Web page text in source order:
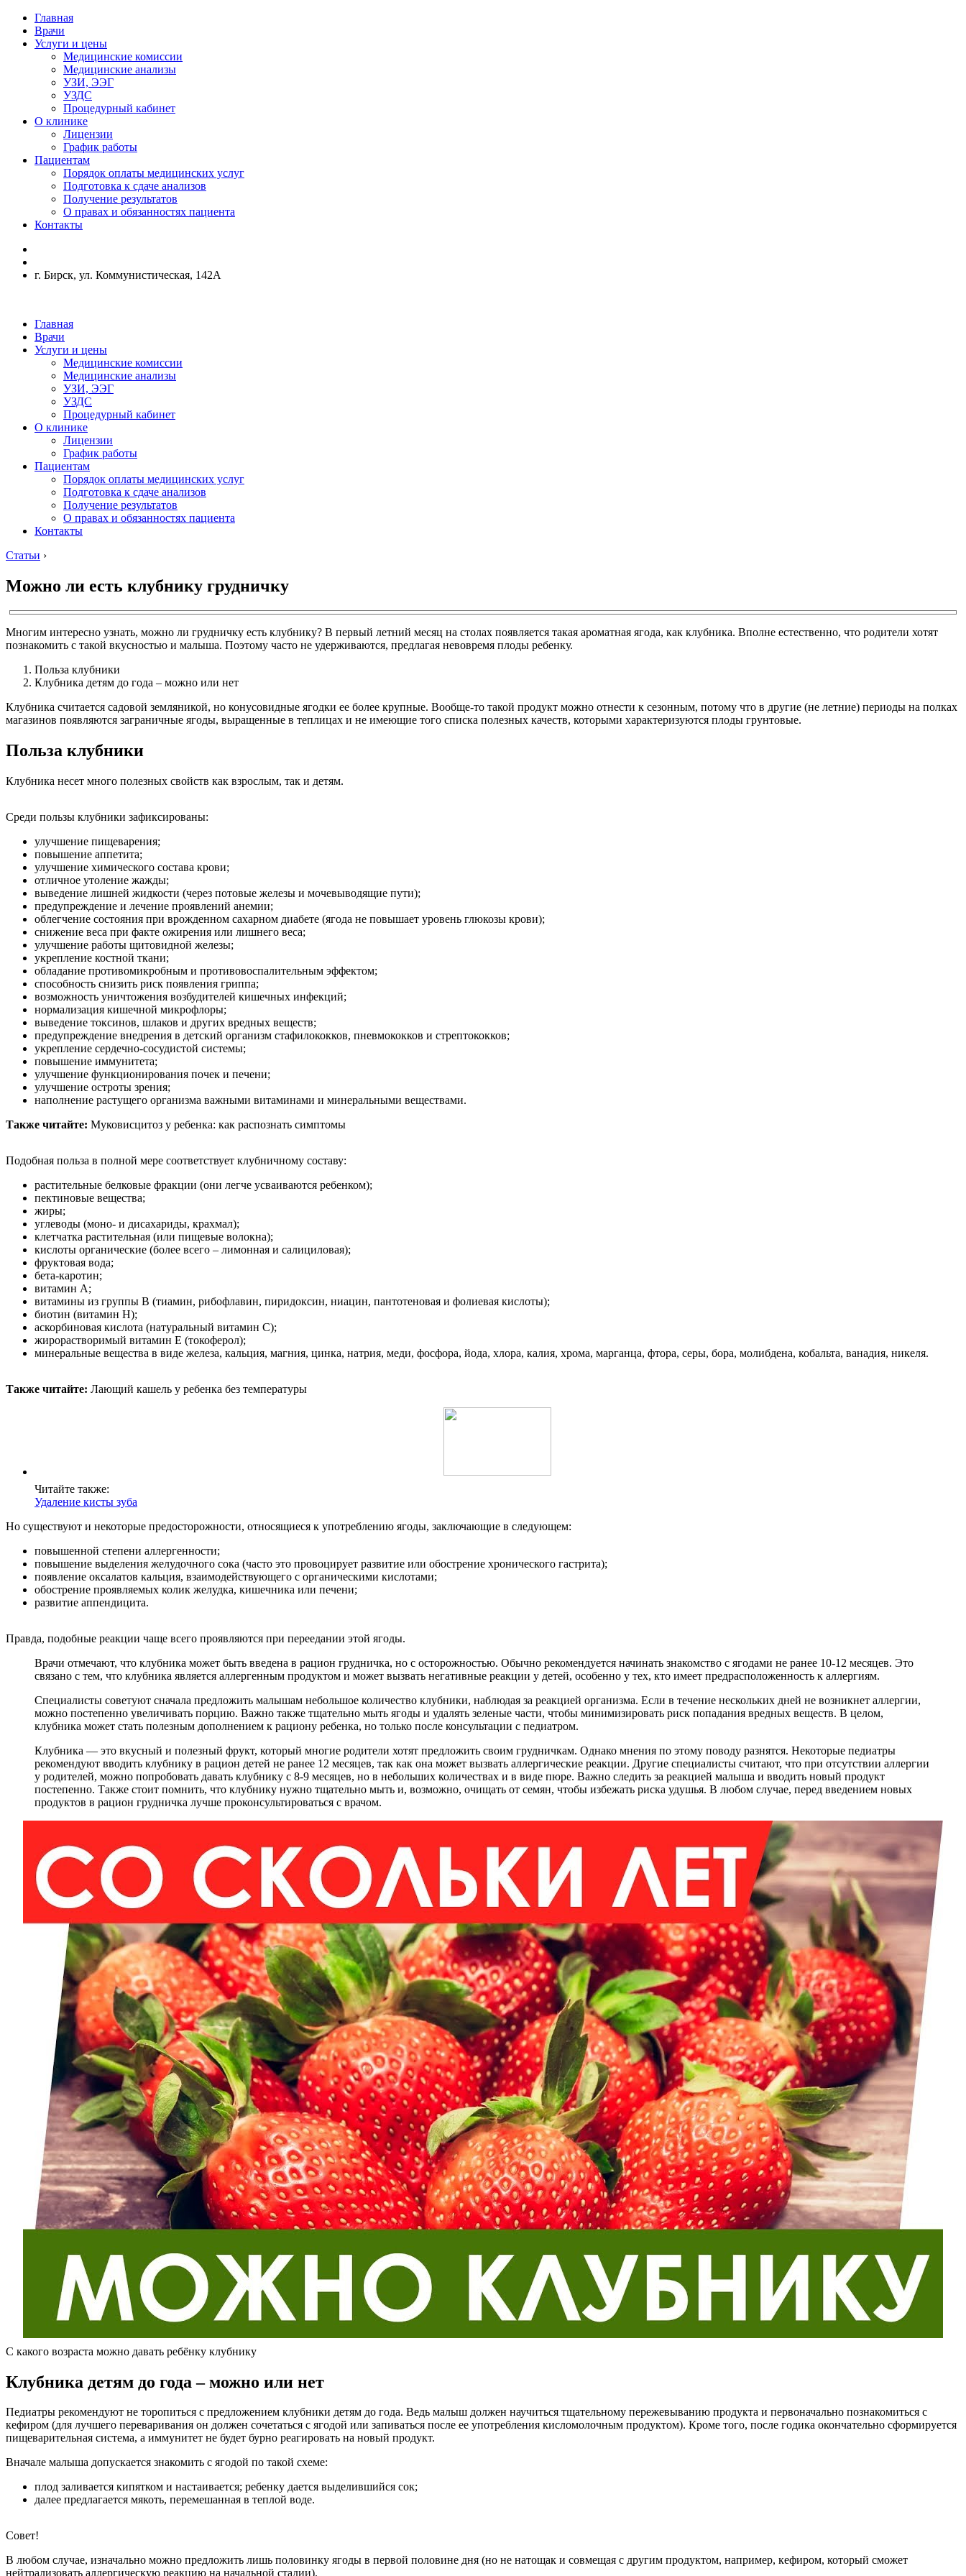
Главная
Врачи
Услуги и цены
Медицинские комиссии
Медицинские анализы
УЗИ, ЭЭГ
УЗДС
Процедурный кабинет
О клинике
Лицензии
График работы
Пациентам
Порядок оплаты медицинских услуг
Подготовка к сдаче анализов
Получение результатов
О правах и обязанностях пациента
Контакты
г. Бирск, ул. Коммунистическая, 142А
Главная
Врачи
Услуги и цены
Медицинские комиссии
Медицинские анализы
УЗИ, ЭЭГ
УЗДС
Процедурный кабинет
О клинике
Лицензии
График работы
Пациентам
Порядок оплаты медицинских услуг
Подготовка к сдаче анализов
Получение результатов
О правах и обязанностях пациента
Контакты
Статьи ›
Можно ли есть клубнику грудничку
Многим интересно узнать, можно ли грудничку есть клубнику? В первый летний месяц на столах появляется такая ароматная ягода, как клубника. Вполне естественно, что родители хотят
познакомить с такой вкусностью и малыша. Поэтому часто не удерживаются, предлагая невовремя плоды ребенку.
Польза клубники
Клубника детям до года – можно или нет
Клубника считается садовой земляникой, но конусовидные ягодки ее более крупные. Вообще-то такой продукт можно отнести к сезонным, потому что в другие (не летние) периоды на полках
магазинов появляются заграничные ягоды, выращенные в теплицах и не имеющие того списка полезных качеств, которыми характеризуются плоды грунтовые.
Польза клубники
Клубника несет много полезных свойств как взрослым, так и детям.
Среди пользы клубники зафиксированы:
улучшение пищеварения;
повышение аппетита;
улучшение химического состава крови;
отличное утоление жажды;
выведение лишней жидкости (через потовые железы и мочевыводящие пути);
предупреждение и лечение проявлений анемии;
облегчение состояния при врожденном сахарном диабете (ягода не повышает уровень глюкозы крови);
снижение веса при факте ожирения или лишнего веса;
улучшение работы щитовидной железы;
укрепление костной ткани;
обладание противомикробным и противовоспалительным эффектом;
способность снизить риск появления гриппа;
возможность уничтожения возбудителей кишечных инфекций;
нормализация кишечной микрофлоры;
выведение токсинов, шлаков и других вредных веществ;
предупреждение внедрения в детский организм стафилококков, пневмококков и стрептококков;
укрепление сердечно-сосудистой системы;
повышение иммунитета;
улучшение функционирования почек и печени;
улучшение остроты зрения;
наполнение растущего организма важными витаминами и минеральными веществами.
Также читайте: Муковисцитоз у ребенка: как распознать симптомы
Подобная польза в полной мере соответствует клубничному составу:
растительные белковые фракции (они легче усваиваются ребенком);
пектиновые вещества;
жиры;
углеводы (моно- и дисахариды, крахмал);
клетчатка растительная (или пищевые волокна);
кислоты органические (более всего – лимонная и салициловая);
фруктовая вода;
бета-каротин;
витамин A;
витамины из группы B (тиамин, рибофлавин, пиридоксин, ниацин, пантотеновая и фолиевая кислоты);
биотин (витамин H);
аскорбиновая кислота (натуральный витамин C);
жирорастворимый витамин E (токоферол);
минеральные вещества в виде железа, кальция, магния, цинка, натрия, меди, фосфора, йода, хлора, калия, хрома, марганца, фтора, серы, бора, молибдена, кобальта, ванадия, никеля.
Также читайте: Лающий кашель у ребенка без температуры
Читайте также:
Удаление кисты зуба
Но существуют и некоторые предосторожности, относящиеся к употреблению ягоды, заключающие в следующем:
повышенной степени аллергенности;
повышение выделения желудочного сока (часто это провоцирует развитие или обострение хронического гастрита);
появление оксалатов кальция, взаимодействующего с органическими кислотами;
обострение проявляемых колик желудка, кишечника или печени;
развитие аппендицита.
Правда, подобные реакции чаще всего проявляются при переедании этой ягоды.
Врачи отмечают, что клубника может быть введена в рацион грудничка, но с осторожностью. Обычно рекомендуется начинать знакомство с ягодами не ранее 10-12 месяцев. Это
связано с тем, что клубника является аллергенным продуктом и может вызвать негативные реакции у детей, особенно у тех, кто имеет предрасположенность к аллергиям.
Специалисты советуют сначала предложить малышам небольшое количество клубники, наблюдая за реакцией организма. Если в течение нескольких дней не возникнет аллергии,
можно постепенно увеличивать порцию. Важно также тщательно мыть ягоды и удалять зеленые части, чтобы минимизировать риск попадания вредных веществ. В целом,
клубника может стать полезным дополнением к рациону ребенка, но только после консультации с педиатром.
Клубника — это вкусный и полезный фрукт, который многие родители хотят предложить своим грудничкам. Однако мнения по этому поводу разнятся. Некоторые педиатры
рекомендуют вводить клубнику в рацион детей не ранее 12 месяцев, так как она может вызвать аллергические реакции. Другие специалисты считают, что при отсутствии аллергии
у родителей, можно попробовать давать клубнику с 8-9 месяцев, но в небольших количествах и в виде пюре. Важно следить за реакцией малыша и вводить новый продукт
постепенно. Также стоит помнить, что клубнику нужно тщательно мыть и, возможно, очищать от семян, чтобы избежать риска удушья. В любом случае, перед введением новых
продуктов в рацион грудничка лучше проконсультироваться с врачом.
С какого возраста можно давать ребёнку клубнику
Клубника детям до года – можно или нет
Педиатры рекомендуют не торопиться с предложением клубники детям до года. Ведь малыш должен научиться тщательному пережевыванию продукта и первоначально познакомиться с
кефиром (для лучшего переваривания он должен сочетаться с ягодой или запиваться после ее употребления кисломолочным продуктом). Кроме того, после годика окончательно сформируется
пищеварительная система, а иммунитет не будет бурно реагировать на новый продукт.
Вначале малыша допускается знакомить с ягодой по такой схеме:
плод заливается кипятком и настаивается; ребенку дается выделившийся сок;
далее предлагается мякоть, перемешанная в теплой воде.
Совет!
В любом случае, изначально можно предложить лишь половинку ягоды в первой половине дня (но не натощак и совмещая с другим продуктом, например, кефиром, который сможет
нейтрализовать аллергическую реакцию на начальной стадии).